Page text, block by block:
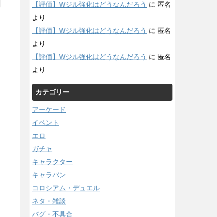
【評価】Wジル強化はどうなんだろう に 匿名
より
【評価】Wジル強化はどうなんだろう に 匿名
より
【評価】Wジル強化はどうなんだろう に 匿名
より
カテゴリー
アーケード
イベント
エロ
ガチャ
キャラクター
キャラバン
コロシアム・デュエル
ネタ・雑談
バグ・不具合